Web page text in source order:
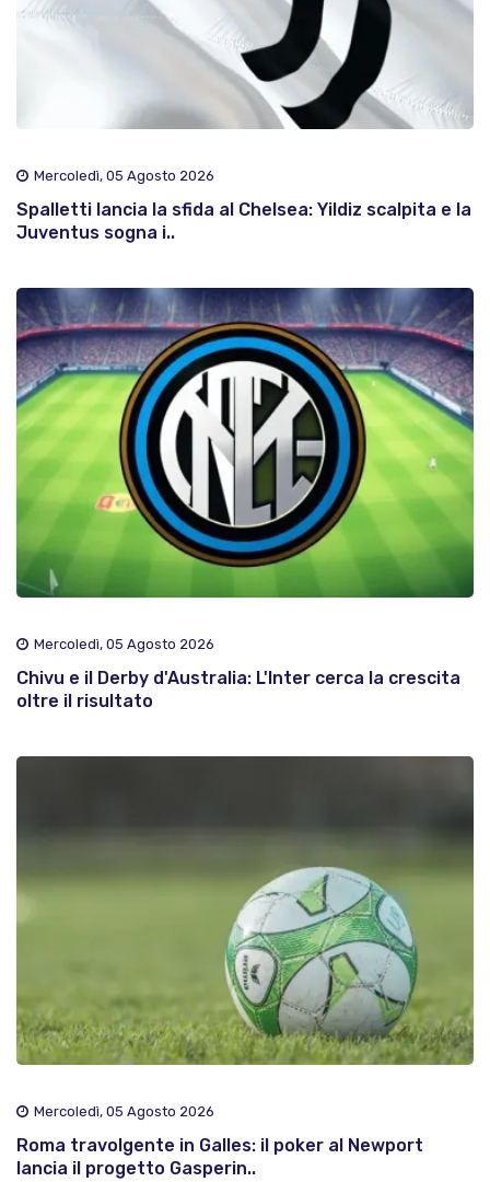
Mercoledì, 05 Agosto 2026
Spalletti lancia la sfida al Chelsea: Yildiz scalpita e la
Juventus sogna i..
Mercoledì, 05 Agosto 2026
Chivu e il Derby d'Australia: L'Inter cerca la crescita
oltre il risultato
Mercoledì, 05 Agosto 2026
Roma travolgente in Galles: il poker al Newport
lancia il progetto Gasperin..